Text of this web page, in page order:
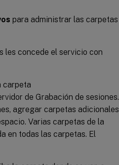
para administrar las carpetas
les concede el servicio con
carpeta
de Grabación de sesiones.
agregar carpetas adicionales
Varias carpetas de la
en todas las carpetas. El